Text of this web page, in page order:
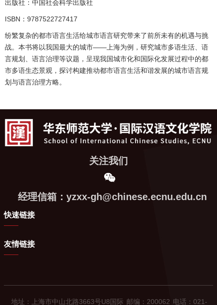
出版社：中国社会科学出版社
ISBN：9787522727417
纷繁复杂的都市语言生活给城市语言研究带来了前所未有的机遇与挑
战。本书将以我国最大的城市——上海为例，研究城市多语生活、语
言规划、语言治理等议题，呈现我国城市化和国际化发展过程中的都
市多语生态景观，探讨构建推动都市语言生活和谐发展的城市语言规
划与语言治理方略。
关注我们
经理信箱：yzxx-gh@chinese.ecnu.edu.cn
快速链接
友情链接
地址：上海市中山北路3663号U8国际 邮编：200062 电话：021-